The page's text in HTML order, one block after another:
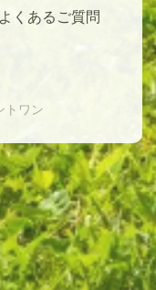
よくあるご質問
トワン